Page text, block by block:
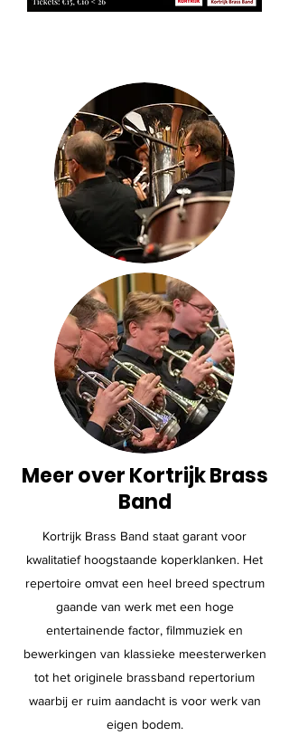
Meer over Kortrijk Brass
Band
Kortrijk Brass Band staat garant voor
kwalitatief hoogstaande koperklanken. Het
repertoire omvat een heel breed spectrum
gaande van werk met een hoge
entertainende factor, filmmuziek en
bewerkingen van klassieke meesterwerken
tot het originele brassband repertorium
waarbij er ruim aandacht is voor werk van
eigen bodem.